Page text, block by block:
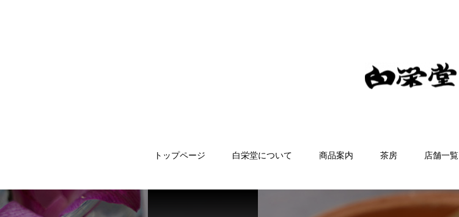
トップページ 白栄堂について 商品案内 茶房 店舗一覧